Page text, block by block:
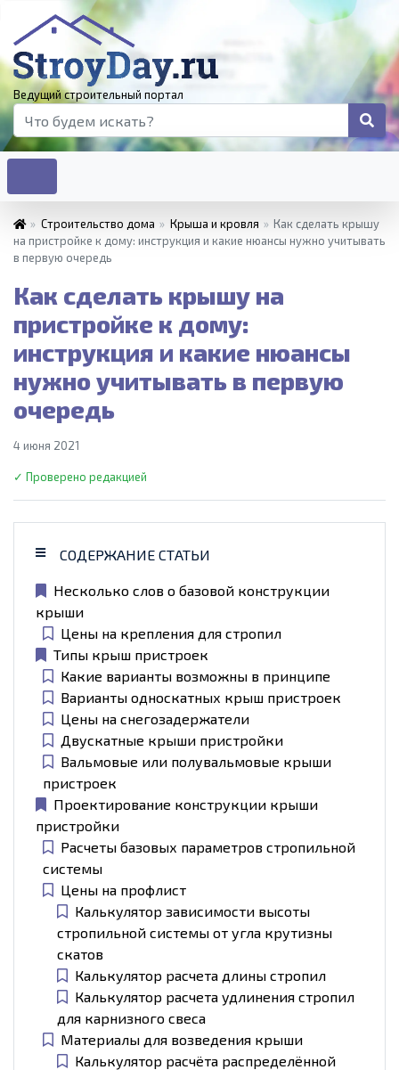
Ведущий строительный портал
» Строительство дома » Крыша и кровля » Как сделать крышу
на пристройке к дому: инструкция и какие нюансы нужно учитывать
в первую очередь
Как сделать крышу на
пристройке к дому:
инструкция и какие нюансы
нужно учитывать в первую
очередь
4 июня 2021
✓ Проверено редакцией
СОДЕРЖАНИЕ СТАТЬИ
Несколько слов о базовой конструкции
крыши
Цены на крепления для стропил
Типы крыш пристроек
Какие варианты возможны в принципе
Варианты односкатных крыш пристроек
Цены на снегозадержатели
Двускатные крыши пристройки
Вальмовые или полувальмовые крыши
пристроек
Проектирование конструкции крыши
пристройки
Расчеты базовых параметров стропильной
системы
Цены на профлист
Калькулятор зависимости высоты
стропильной системы от угла крутизны
скатов
Калькулятор расчета длины стропил
Калькулятор расчета удлинения стропил
для карнизного свеса
Материалы для возведения крыши
Калькулятор расчёта распределённой